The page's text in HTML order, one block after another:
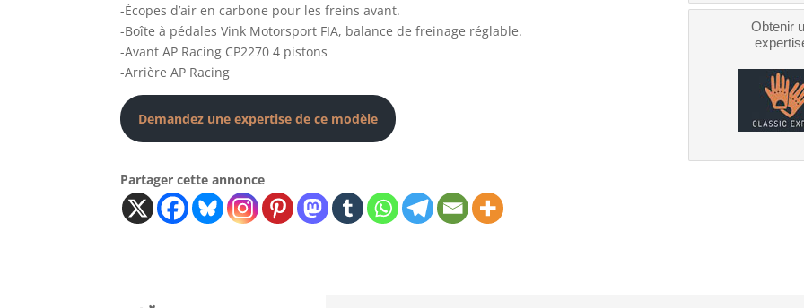
-Écopes d’air en carbone pour les freins avant.
-Boîte à pédales Vink Motorsport FIA, balance de freinage réglable.
-Avant AP Racing CP2270 4 pistons
-Arrière AP Racing
Demandez une expertise de ce modèle
Partager cette annonce
Obtenir